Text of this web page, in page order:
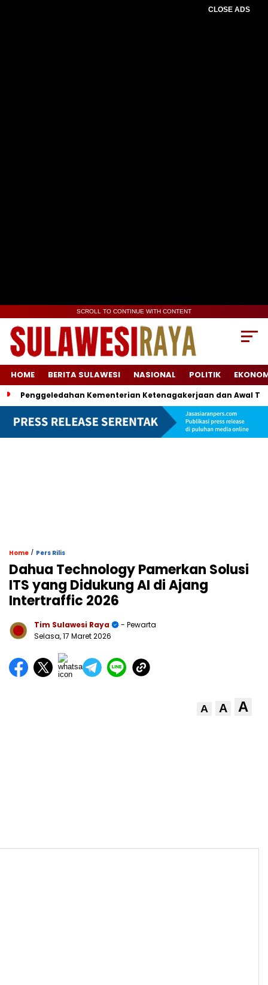
CLOSE ADS
SCROLL TO CONTINUE WITH CONTENT
HOME BERITA SULAWESI NASIONAL POLITIK
Penggeledahan Kementerian Ketenagakerjaan dan Awal
Home / Pers Rilis
Dahua Technology Pamerkan Solusi
ITS yang Didukung AI di Ajang
Intertraffic 2026
Tim Sulawesi Raya
- Pewarta
Selasa, 17 Maret 2026
A A A